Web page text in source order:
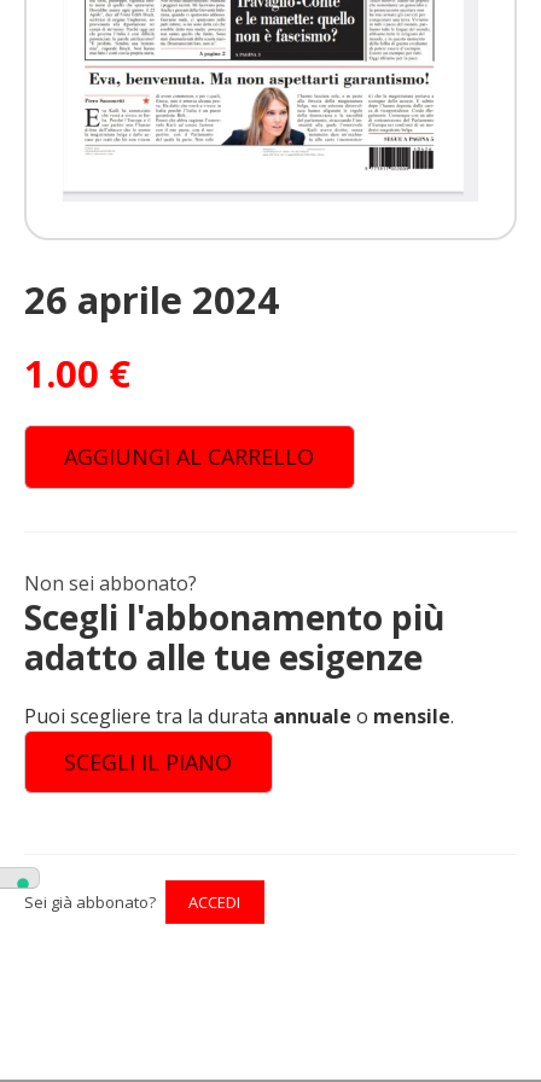
26 aprile 2024
1.00 €
AGGIUNGI AL CARRELLO
Non sei abbonato?
Scegli l'abbonamento più
adatto alle tue esigenze
Puoi scegliere tra la durata annuale o mensile.
SCEGLI IL PIANO
Sei già abbonato? ACCEDI